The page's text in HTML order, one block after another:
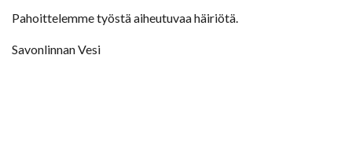
Pahoittelemme työstä aiheutuvaa häiriötä.
Savonlinnan Vesi